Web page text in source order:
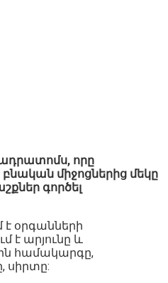
որը
միջոցներից մեկը
գործել
է օրգանների
է արյունը և
համակարգը,
սիրտը: